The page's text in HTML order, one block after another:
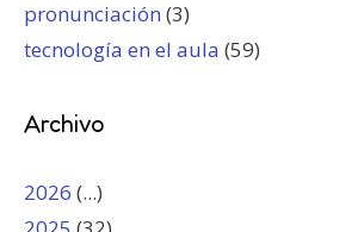
pronunciación (3)
tecnología en el aula (59)
Archivo
2026 (...)